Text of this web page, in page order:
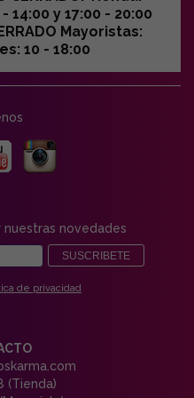
14:00 y 17:00 - 20:00
Mayoristas:
10 - 18:00
novedades
SUSCRIBETE
de privacidad
(Tienda)